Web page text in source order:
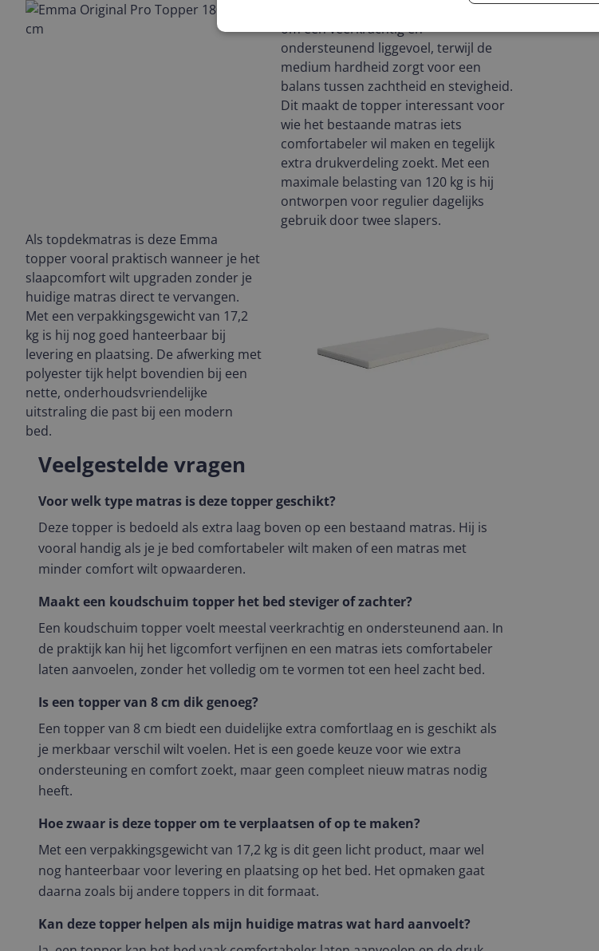
De koudschuim toplaag staat bekend
om een veerkrachtig en
ondersteunend liggevoel, terwijl de
medium hardheid zorgt voor een
balans tussen zachtheid en stevigheid.
Dit maakt de topper interessant voor
wie het bestaande matras iets
comfortabeler wil maken en tegelijk
extra drukverdeling zoekt. Met een
maximale belasting van 120 kg is hij
ontworpen voor regulier dagelijks
gebruik door twee slapers.
Als topdekmatras is deze Emma
topper vooral praktisch wanneer je het
slaapcomfort wilt upgraden zonder je
huidige matras direct te vervangen.
Met een verpakkingsgewicht van 17,2
kg is hij nog goed hanteerbaar bij
levering en plaatsing. De afwerking met
polyester tijk helpt bovendien bij een
nette, onderhoudsvriendelijke
uitstraling die past bij een modern
bed.
Veelgestelde vragen
Voor welk type matras is deze topper geschikt?
Deze topper is bedoeld als extra laag boven op een bestaand matras. Hij is
vooral handig als je je bed comfortabeler wilt maken of een matras met
minder comfort wilt opwaarderen.
Maakt een koudschuim topper het bed steviger of zachter?
Een koudschuim topper voelt meestal veerkrachtig en ondersteunend aan. In
de praktijk kan hij het ligcomfort verfijnen en een matras iets comfortabeler
laten aanvoelen, zonder het volledig om te vormen tot een heel zacht bed.
Is een topper van 8 cm dik genoeg?
Een topper van 8 cm biedt een duidelijke extra comfortlaag en is geschikt als
je merkbaar verschil wilt voelen. Het is een goede keuze voor wie extra
ondersteuning en comfort zoekt, maar geen compleet nieuw matras nodig
heeft.
Hoe zwaar is deze topper om te verplaatsen of op te maken?
Met een verpakkingsgewicht van 17,2 kg is dit geen licht product, maar wel
nog hanteerbaar voor levering en plaatsing op het bed. Het opmaken gaat
daarna zoals bij andere toppers in dit formaat.
Kan deze topper helpen als mijn huidige matras wat hard aanvoelt?